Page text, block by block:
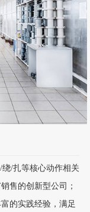
/扎等核心动作相关
售的创新型公司；
的实践经验，满足